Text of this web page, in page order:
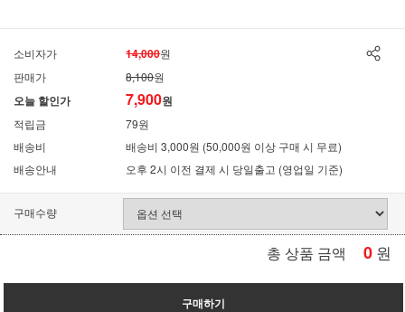
소비자가 14,000원
판매가
8,100원
오늘 할인가 7,900원
적립금
79원
배송비
배송비 3,000원 (50,000원 이상 구매 시 무료)
배송안내
오후 2시 이전 결제 시 당일출고 (영업일 기준)
구매수량
총 상품 금액 0 원
구매하기